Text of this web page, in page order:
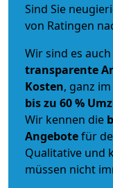
Sind Sie
von Ratingen
Wir sind es
transparente
Kosten, ganz
bis zu 60 %
Wir kennen die
Angebotefür
Qualitative und
müssen nicht